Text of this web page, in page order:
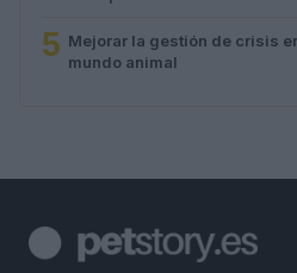
5 Mejorar la gestión de crisis
mundo animal